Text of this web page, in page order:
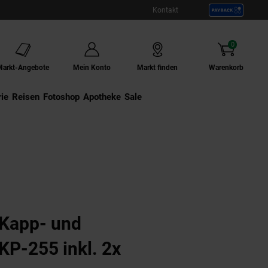
Kontakt
Angebote Mein Konto Markt finden Warenkorb
0
Artikel
Externer Link:
Reisen Externer Link:
Fotoshop Externer Link:
Apotheke Sale
und
255 inkl. 2x